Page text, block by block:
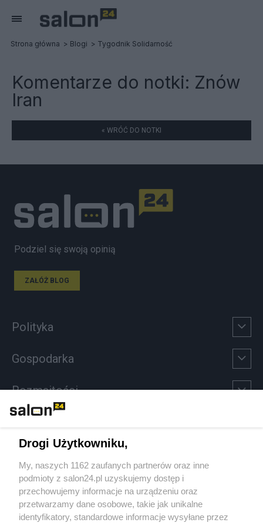
Strona główna Blogi Tygodnik Solidarność
Komentarze do notki: Znów
Iran
« WRÓĆ DO NOTKI
Podziel się swoją opinią
ZAŁÓŻ BLOG
Polityka
Gospodarka
Rozmaitości
Sport
Społeczeństwo
Kultura
Drogi Użytkowniku,
My, naszych 1162 zaufanych partnerów oraz inne
podmioty z salon24.pl uzyskujemy dostęp i
przechowujemy informacje na urządzeniu oraz
przetwarzamy dane osobowe, takie jak unikalne
identyfikatory, standardowe informacje wysyłane przez